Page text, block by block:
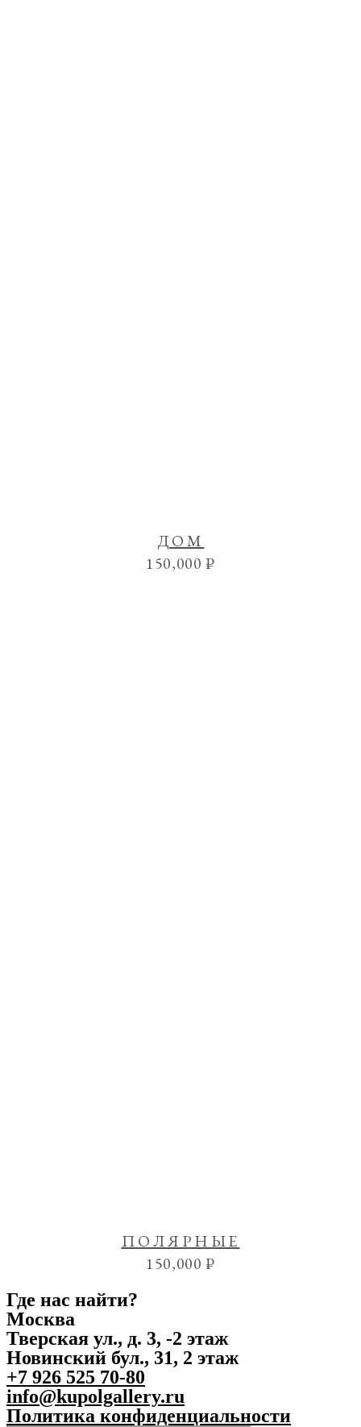
ДОМ
150,000₽
ПОЛЯРНЫЕ
150,000₽
Где нас найти?
Москва
Тверская ул., д. 3, -2 этаж
Новинский бул., 31, 2 этаж
+7 926 525 70-80
info@kupolgallery.ru
Политика конфиденциальности